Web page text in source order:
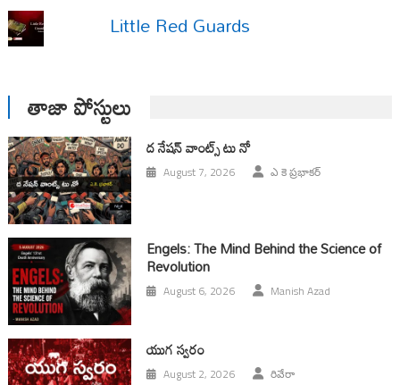
Little Red Guards
తాజా పోస్టులు
ద నేషన్ వాంట్స్ టు నో
August 7, 2026 ఎ కె ప్రభాకర్
Engels: The Mind Behind the Science of
Revolution
August 6, 2026 Manish Azad
యుగ స్వ‌రం
August 2, 2026 రివేరా